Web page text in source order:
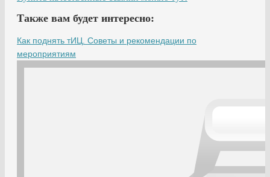
Также вам будет интересно:
Как поднять тИЦ. Советы и рекомендации по
мероприятиям